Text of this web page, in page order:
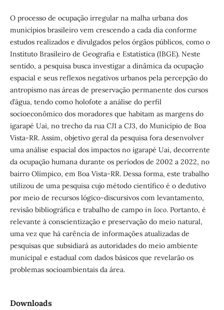
O processo de ocupação irregular na malha urbana dos
municípios brasileiro vem crescendo a cada dia conforme
estudos realizados e divulgados pelos órgãos públicos, como o
Instituto Brasileiro de Geografia e Estatística (IBGE). Neste
sentido, a pesquisa busca investigar a dinâmica da ocupação
espacial e seus reflexos negativos urbanos pela percepção do
antropismo nas áreas de preservação permanente dos cursos
d’água, tendo como holofote a análise do perfil
socioeconômico dos moradores que habitam as margens do
igarapé Uai, no trecho da rua CJ1 a CJ3, do Município de Boa
Vista-RR. Assim, objetivo geral da pesquisa fora desenvolver
uma análise espacial dos impactos no igarapé Uai, decorrente
da ocupação humana durante os períodos de 2002 a 2022, no
bairro Olímpico, em Boa Vista-RR. Dessa forma, este trabalho
utilizou de uma pesquisa cujo método científico é o dedutivo
por meio de recursos lógico-discursivos com levantamento,
revisão bibliográfica e trabalho de campo in loco. Portanto, é
relevante à conscientização e preservação do meio natural,
uma vez que há carência de informações atualizadas de
pesquisas que subsidiará as autoridades do meio ambiente
municipal e estadual com dados básicos que revelarão os
problemas socioambientais da área.
Downloads